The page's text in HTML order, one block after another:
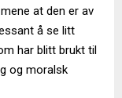
at den er av
å se litt
har blitt brukt til
og moralsk